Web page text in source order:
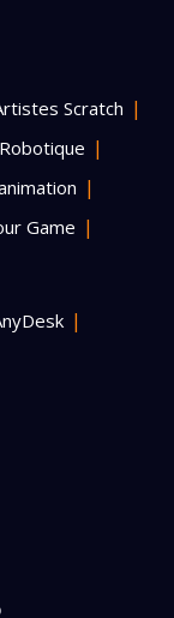
Scratch
Game